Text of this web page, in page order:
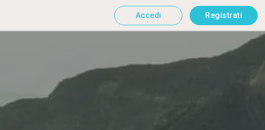
Accedi Registrati